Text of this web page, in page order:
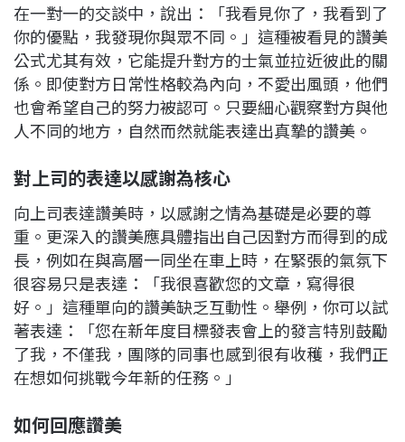
在一對一的交談中，說出：「我看見你了，我看到了
你的優點，我發現你與眾不同。」這種被看見的讚美
公式尤其有效，它能提升對方的士氣並拉近彼此的關
係。即使對方日常性格較為內向，不愛出風頭，他們
也會希望自己的努力被認可。只要細心觀察對方與他
人不同的地方，自然而然就能表達出真摯的讚美。
對上司的表達以感謝為核心
向上司表達讚美時，以感謝之情為基礎是必要的尊
重。更深入的讚美應具體指出自己因對方而得到的成
長，例如在與高層一同坐在車上時，在緊張的氣氛下
很容易只是表達：「我很喜歡您的文章，寫得很
好。」這種單向的讚美缺乏互動性。舉例，你可以試
著表達：「您在新年度目標發表會上的發言特別鼓勵
了我，不僅我，團隊的同事也感到很有收穫，我們正
在想如何挑戰今年新的任務。」
如何回應讚美